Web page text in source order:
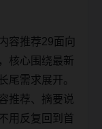
容推荐29面向
核心围绕最新
尾需求展开。
推荐、摘要说
用反复回到首